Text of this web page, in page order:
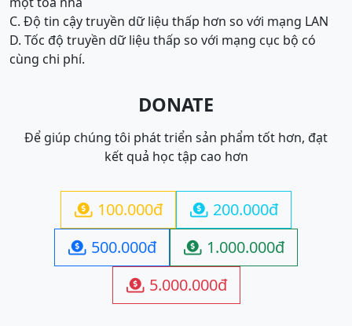
C. Độ tin cậy truyền dữ liệu thấp hơn so với mạng LAN
D. Tốc độ truyền dữ liệu thấp so với mạng cục bộ có
cùng chi phí.
DONATE
Để giúp chúng tôi phát triển sản phẩm tốt hơn, đạt
kết quả học tập cao hơn
 100.000đ  200.000đ
 500.000đ  1.000.000đ
 5.000.000đ